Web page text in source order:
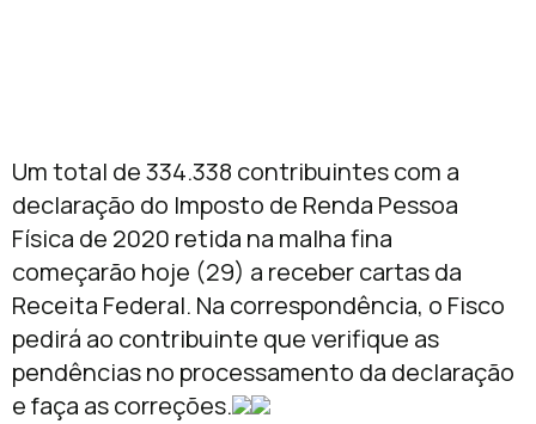
Um total de 334.338 contribuintes com a
declaração do Imposto de Renda Pessoa
Física de 2020 retida na malha fina
começarão hoje (29) a receber cartas da
Receita Federal. Na correspondência, o Fisco
pedirá ao contribuinte que verifique as
pendências no processamento da declaração
e faça as correções.